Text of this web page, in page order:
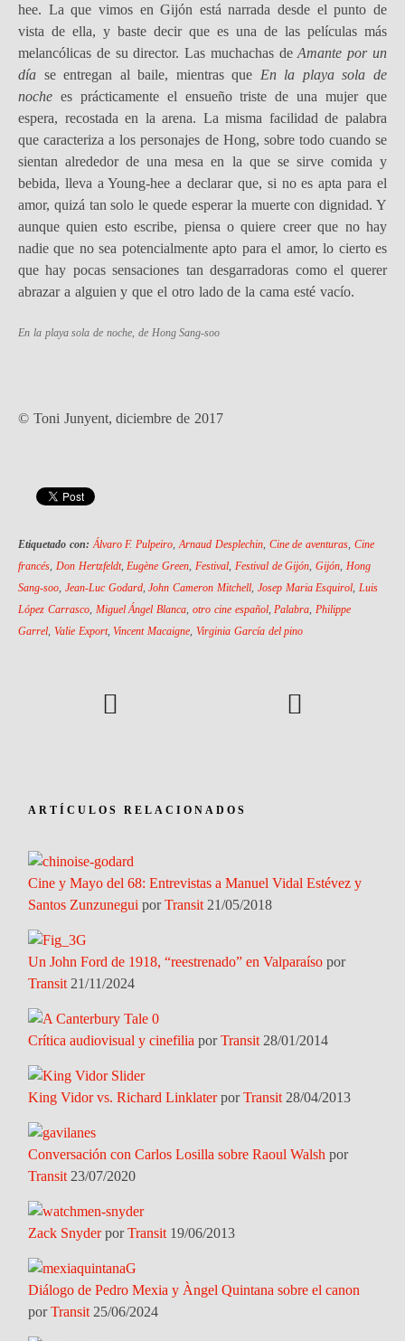
hee. La que vimos en Gijón está narrada desde el punto de
vista de ella, y baste decir que es una de las películas más
melancólicas de su director. Las muchachas deAmante por un
día se entregan al baile, mientras que En la playa sola de
noche es prácticamente el ensueño triste de una mujer que
espera, recostada en la arena. La misma facilidad de palabra
que caracteriza a los personajes de Hong, sobre todo cuando se
sientan alrededor de una mesa en la que se sirve comida y
bebida, lleva a Young-hee a declarar que, si no es apta para el
amor, quizá tan solo le quede esperar la muerte con dignidad. Y
aunque quien esto escribe, piensa o quiere creer que no hay
nadie que no sea potencialmente apto para el amor, lo cierto es
que hay pocas sensaciones tan desgarradoras como el querer
abrazar a alguien y que el otro lado de la cama esté vacío.
En la playa sola de noche, de Hong Sang-soo
© Toni Junyent, diciembre de 2017
Etiquetado con: Álvaro F. Pulpeiro,Arnaud Desplechin, Cine de aventuras,Cine
francés, Don Hertzfeldt,Eugène Green,Festival, Festival de Gijón,Gijón,Hong
Sang-soo, Jean-Luc Godard,John Cameron Mitchell, Josep Maria Esquirol,Luis
López Carrasco, Miguel Ángel Blanca,otro cine español,Palabra,Philippe
Garrel, Valie Export,Vincent Macaigne,Virginia García del pino
ARTÍCULOS RELACIONADOS
Cine y Mayo del 68: Entrevistas a Manuel Vidal Estévez y
Santos Zunzunegui porTransit 21/05/2018
Un John Ford de 1918, “reestrenado” en Valparaíso por
Transit 21/11/2024
Crítica audiovisual y cinefilia porTransit 28/01/2014
King Vidor vs. Richard LinklaterporTransit 28/04/2013
Conversación con Carlos Losilla sobre Raoul Walsh por
Transit 23/07/2020
Zack SnyderporTransit 19/06/2013
Diálogo de Pedro Mexia y Àngel Quintana sobre el canon
porTransit 25/06/2024